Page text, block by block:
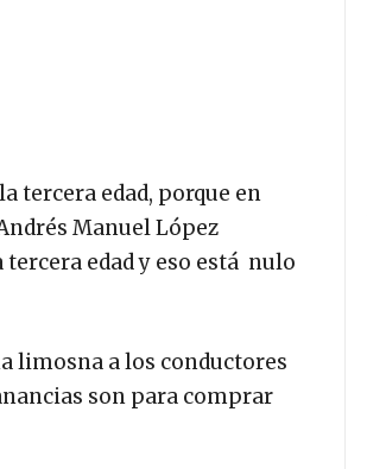
tercera edad, porque en
Manuel López
edad y eso está nulo
limosna a los conductores
son para comprar